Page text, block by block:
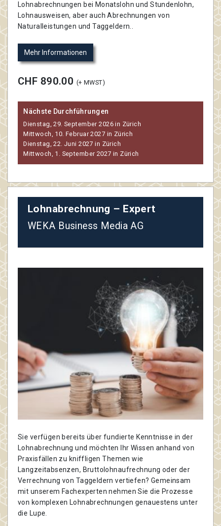
Lohnabrechnungen bei Monatslohn und Stundenlohn,
Lohnausweisen, aber auch Abrechnungen von
Naturalleistungen und Taggeldern..
Mehr Informationen
CHF 890.00 (+ MWST)
Nächste Durchführungen
Dienstag, 29. September 2026 in Zürich
Mittwoch, 10. Februar 2027 in Zürich
Dienstag, 22. Juni 2027 in Zürich
Mittwoch, 1. September 2027 in Zürich
Lohnabrechnung – Expert
WEKA Business Media AG
Sie verfügen bereits über fundierte Kenntnisse in der
Lohnabrechnung und möchten Ihr Wissen anhand von
Praxisfällen zu kniffligen Themen wie
Langzeitabsenzen, Bruttolohnaufrechnung oder der
Verrechnung von Taggeldern vertiefen? Gemeinsam
mit unserem Fachexperten nehmen Sie die Prozesse
von komplexen Lohnabrechnungen genauestens unter
die Lupe.